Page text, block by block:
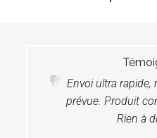
Envoi ultra rapide,
prévue. Produit
Rien à